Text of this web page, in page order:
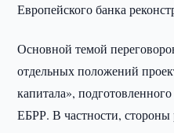
Европейского банка
Основной темой
отдельных положений
капитала»,
ЕБРР. В частности, стороны